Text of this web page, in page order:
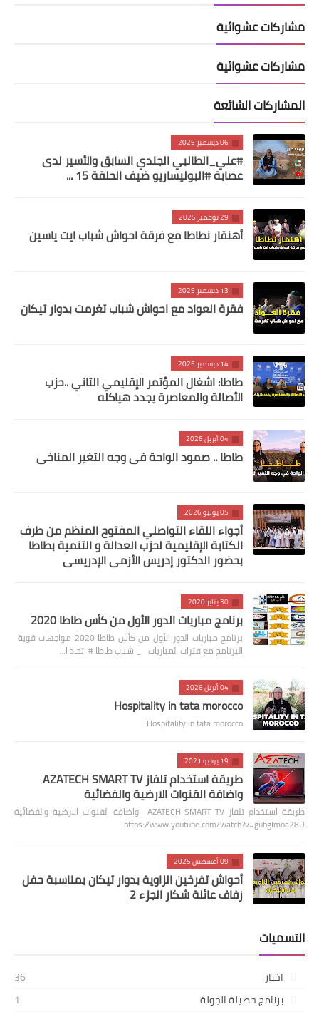
مشاركات عشوائية
مشاركات عشوائية
المشاركات الشائعة
06 ديسمبر 2025
#علي_الطالبي الجندي السابق والأسير لدى
عصابة #البوليساريو ضيف الحلقة 15 ...
29 نوفمبر 2025
أهنقار نطاطا مع فرقة احواش شباب ايت ياسين
13 ديسمبر 2025
فقرة العواد مع احواش شباب تغرمت بدوار تيكان
14 ديسمبر 2025
طاطا: اشغال المؤتمر الإقليمي التاني ..حزب
الأصالة والمعاصرة يجدد هياكله
04 أبريل 2026
طاطا .. صمود الواحة في وجه التغير المناخي
05 يوليو 2026
أجواء اللقاء التواصلي المفتوح المنظم من طرف
الكتابة الإقليمية لحزب العدالة و التنمية بطاطا
بحضور الدكتور إدريس الأزمي الإدريسي
30 يناير 2020
برنامج مباريات الدور الأول من كأس طاطا 2020
برنامج مباريات الدور الأول من كأس طاطا 2020 مواجهات قوية
البرنامج مع فترات المباريات _ شباب طاطا # اتحاد ا…
04 أبريل 2026
Hospitality in tata morocco
Hospitality in tata morocco
19 يونيو 2021
طريقة استخدام تلفاز AZATECH SMART TV
واضافة القنوات الارضية والفضائية
طريقة استخدام تلفاز AZATECH SMART TV واضافة القنوات الارضية والفضائية
https://www.youtube.com/watch?v=guhgImoa28U
09 أغسطس 2025
أحواش تفرخين الزاوية بدوار تيكان بمناسبة حفل
زفاف عائلة شكار الجزء 2
التسميات
اخبار
36
برنامج حصيلة الجولة
1